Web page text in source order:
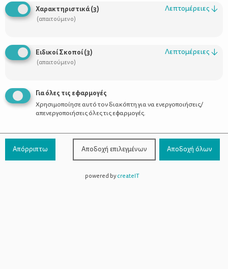
Χρήσιμοι Σύνδεσμοι
Προϊόντα
Επικοινωνία
800-1199-800(από σταθερό,
χωρίς χρέωση)
Χαρακτηριστικά(3)
(απαιτούμενο)
Λεπτομέρειες ↓
Ειδικοί Σκοποί(3)
(απαιτούμενο)
Λεπτομέρειες ↓
Για όλες τις εφαρμογές
Χρησιμοποίησε αυτό τον διακόπτη για να ενεργοποιήσεις/
απενεργοποιήσεις όλες τις εφαρμογές.
Απόρριπτω Αποδοχή επιλεγμένων Αποδοχή όλων
powered bycreateIT